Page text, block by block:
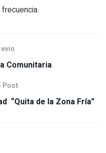
Comunitaria
Post
“Quita de la Zona Fría”